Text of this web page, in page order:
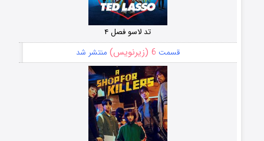
تد لاسو فصل ۴
قسمت 6 (زیرنویس) منتشر شد